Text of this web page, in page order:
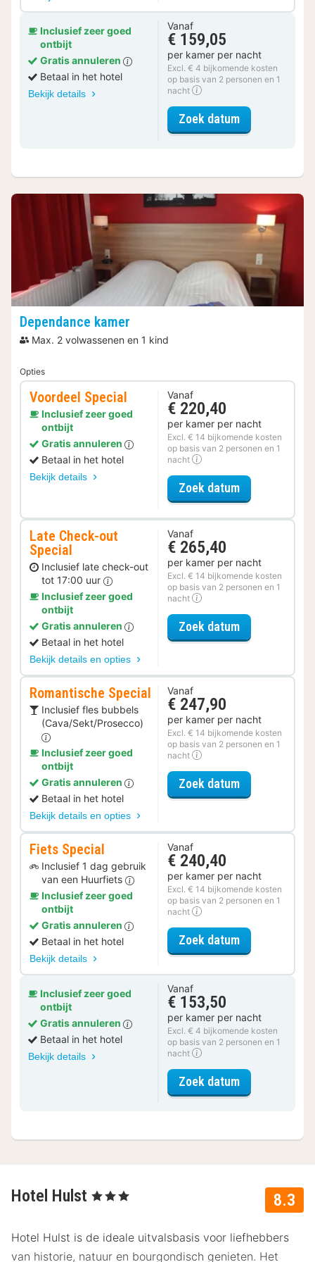
Inclusief zeer goed
ontbijt
Gratis annuleren
Betaal in het hotel
Bekijk details
Vanaf
€ 159,05
per kamer per nacht
Excl. € 4 bijkomende kosten
op basis van 2 personen en 1
nacht
Zoek datumvoor
Dependance kamer
Max. 2 volwassenen en 1 kind
Opties
Voordeel Special
Inclusief zeer goed
ontbijt
Gratis annuleren
Betaal in het hotel
Bekijk details
Vanaf
€ 220,40
per kamer per nacht
Excl. € 14 bijkomende kosten
op basis van 2 personen en 1
nacht
Zoek datumvoor Voordeel
Late Check-out
Special
Inclusief late check-out
tot 17:00 uur
Inclusief zeer goed
ontbijt
Gratis annuleren
Betaal in het hotel
Bekijk details en opties
Vanaf
€ 265,40
per kamer per nacht
Excl. € 14 bijkomende kosten
op basis van 2 personen en 1
nacht
Zoek datumvoor Late
Romantische Special
Inclusief fles bubbels
(Cava/Sekt/Prosecco)
Inclusief zeer goed
ontbijt
Gratis annuleren
Betaal in het hotel
Bekijk details en opties
Vanaf
€ 247,90
per kamer per nacht
Excl. € 14 bijkomende kosten
op basis van 2 personen en 1
nacht
Zoek datumvoor
Fiets Special
Inclusief 1 dag gebruik
van een Huurfiets
Inclusief zeer goed
ontbijt
Gratis annuleren
Betaal in het hotel
Bekijk details
Vanaf
€ 240,40
per kamer per nacht
Excl. € 14 bijkomende kosten
op basis van 2 personen en 1
nacht
Zoek datumvoor Fiets
Inclusief zeer goed
ontbijt
Gratis annuleren
Betaal in het hotel
Bekijk details
Vanaf
€ 153,50
per kamer per nacht
Excl. € 4 bijkomende kosten
op basis van 2 personen en 1
nacht
Zoek datumvoor
8.3
Hotel Hulst , 3 Sterren
Hotel Hulst is de ideale uitvalsbasis voor liefhebbers
van historie, natuur en bourgondisch genieten. Het